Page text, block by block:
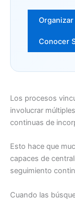
Conocer
Los procesos
involucrar
continuas de
Esto hace que
capaces de
seguimiento
Cuando las